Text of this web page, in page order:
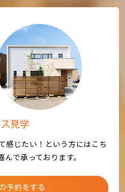
見学
感じたい！という方にはこち
で承っております。
予約をする